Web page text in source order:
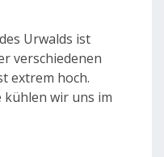
Urwalds ist
verschiedenen
extrem hoch.
wir uns im